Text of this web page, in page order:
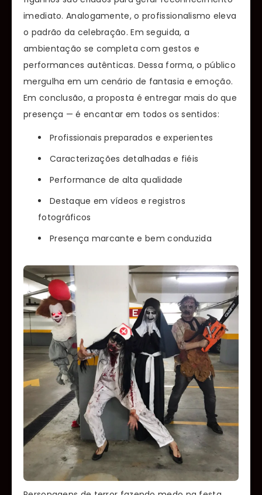
imediato. Analogamente, o profissionalismo eleva
o padrão da celebração. Em seguida, a
ambientação se completa com gestos e
performances autênticas. Dessa forma, o público
mergulha em um cenário de fantasia e emoção.
Em conclusão, a proposta é entregar mais do que
presença — é encantar em todos os sentidos:
Profissionais preparados e experientes
Caracterizações detalhadas e fiéis
Performance de alta qualidade
Destaque em vídeos e registros
fotográficos
Presença marcante e bem conduzida